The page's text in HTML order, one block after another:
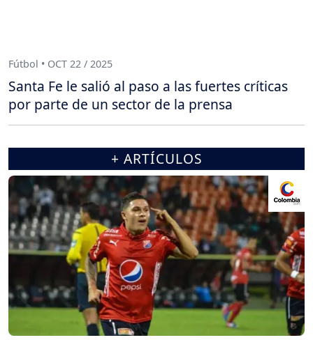
Fútbol • OCT 22 / 2025
Santa Fe le salió al paso a las fuertes críticas
por parte de un sector de la prensa
+ ARTÍCULOS